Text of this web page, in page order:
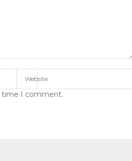
time I comment.